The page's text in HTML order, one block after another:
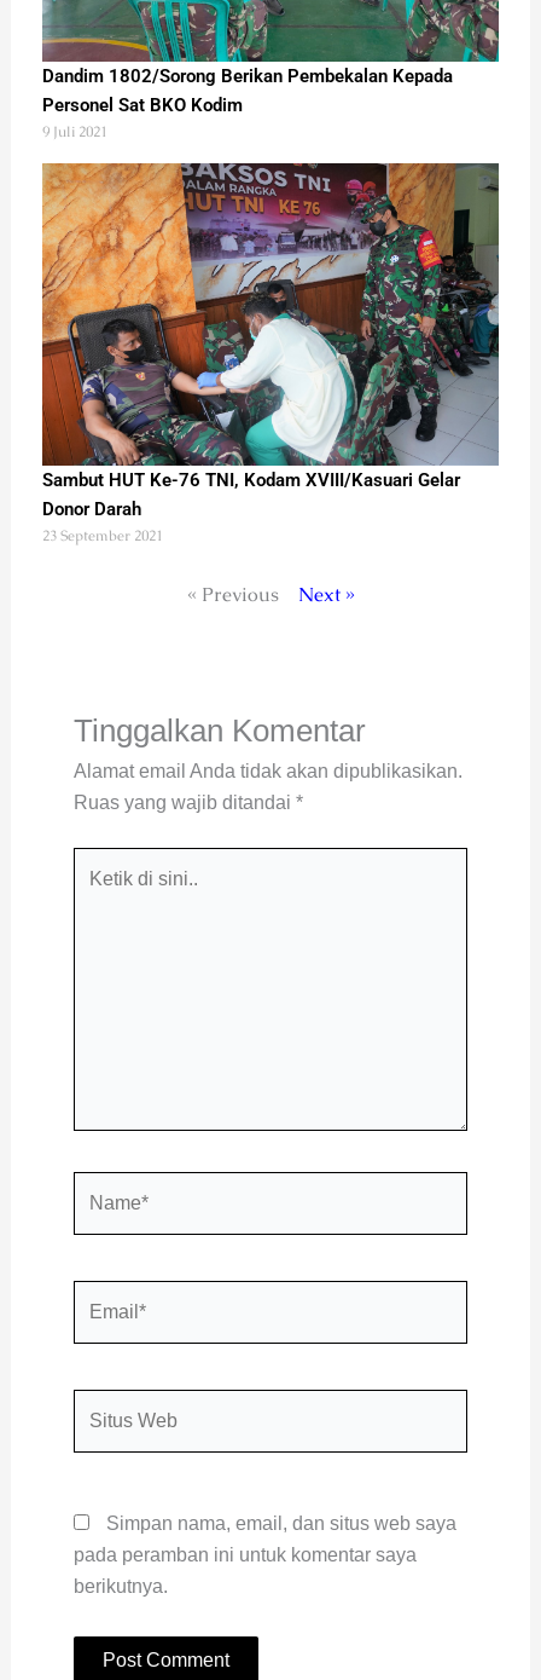
Dandim 1802/Sorong Berikan Pembekalan Kepada
Personel Sat BKO Kodim
9 Juli 2021
Sambut HUT Ke-76 TNI, Kodam XVIII/Kasuari Gelar
Donor Darah
23 September 2021
« Previous Next »
Tinggalkan Komentar
Alamat email Anda tidak akan dipublikasikan.
Ruas yang wajib ditandai *
Simpan nama, email, dan situs web saya
pada peramban ini untuk komentar saya
berikutnya.